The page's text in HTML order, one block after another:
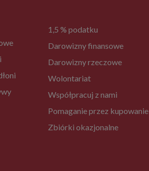
1,5 % podatku
Darowizny finansowe
Darowizny rzeczowe
Wolontariat
Współpracuj z nami
Pomaganie przez kupowanie
Zbiórki okazjonalne